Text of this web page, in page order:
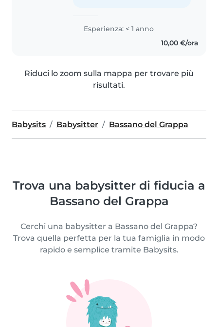
Esperienza: < 1 anno
10,00 €/ora
Riduci lo zoom sulla mappa per trovare più
risultati.
Babysits Babysitter Bassano del Grappa
Trova una babysitter di fiducia a
Bassano del Grappa
Cerchi una babysitter a Bassano del Grappa?
Trova quella perfetta per la tua famiglia in modo
rapido e semplice tramite Babysits.